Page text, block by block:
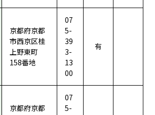
京都府京都
市西京区桂
上野東町
158番地
07
5-
39
3-
13
00
有
京都府京都
07
5-